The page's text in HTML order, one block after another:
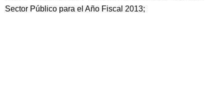
Sector Público para el Año Fiscal 2013;